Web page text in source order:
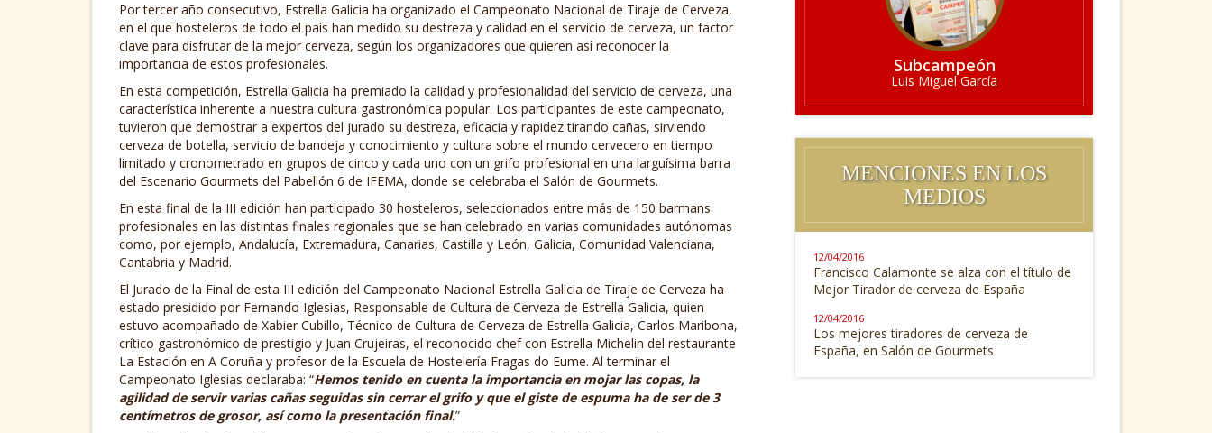
Por tercer año consecutivo, Estrella Galicia ha organizado el Campeonato Nacional de Tiraje de Cerveza,
en el que hosteleros de todo el país han medido su destreza y calidad en el servicio de cerveza, un factor
clave para disfrutar de la mejor cerveza, según los organizadores que quieren así reconocer la
importancia de estos profesionales.
En esta competición, Estrella Galicia ha premiado la calidad y profesionalidad del servicio de cerveza, una
característica inherente a nuestra cultura gastronómica popular. Los participantes de este campeonato,
tuvieron que demostrar a expertos del jurado su destreza, eficacia y rapidez tirando cañas, sirviendo
cerveza de botella, servicio de bandeja y conocimiento y cultura sobre el mundo cervecero en tiempo
limitado y cronometrado en grupos de cinco y cada uno con un grifo profesional en una larguísima barra
del Escenario Gourmets del Pabellón 6 de IFEMA, donde se celebraba el Salón de Gourmets.
En esta final de la III edición han participado 30 hosteleros, seleccionados entre más de 150 barmans
profesionales en las distintas finales regionales que se han celebrado en varias comunidades autónomas
como, por ejemplo, Andalucía, Extremadura, Canarias, Castilla y León, Galicia, Comunidad Valenciana,
Cantabria y Madrid.
El Jurado de la Final de esta III edición del Campeonato Nacional Estrella Galicia de Tiraje de Cerveza ha
estado presidido por Fernando Iglesias, Responsable de Cultura de Cerveza de Estrella Galicia, quien
estuvo acompañado de Xabier Cubillo, Técnico de Cultura de Cerveza de Estrella Galicia, Carlos Maribona,
crítico gastronómico de prestigio y Juan Crujeiras, el reconocido chef con Estrella Michelin del restaurante
La Estación en A Coruña y profesor de la Escuela de Hostelería Fragas do Eume. Al terminar el
Campeonato Iglesias declaraba: “Hemos tenido en cuenta la importancia en mojar las copas, la
agilidad de servir varias cañas seguidas sin cerrar el grifo y que el giste de espuma ha de ser de 3
centímetros de grosor, así como la presentación final.”
Subcampeón
Luis Miguel García
MENCIONES EN LOS
MEDIOS
12/04/2016
Francisco Calamonte se alza con el título de
Mejor Tirador de cerveza de España
12/04/2016
Los mejores tiradores de cerveza de
España, en Salón de Gourmets